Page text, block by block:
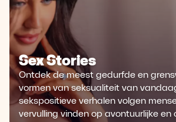
Firefox
Safari
Microsoft Edge
Opera
Sex Stories
Ontdek de meest gedurfde en
vormen van seksualiteit van
sekspositieve verhalen volgen
vervulling vinden op avontuurlijke en